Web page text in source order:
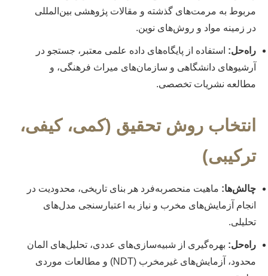
مربوط به مرمت‌های گذشته و مقالات پژوهشی بین‌المللی
در زمینه مواد و روش‌های نوین.
راه‌حل: استفاده از پایگاه‌های داده علمی معتبر، جستجو در
آرشیوهای دانشگاهی و سازمان‌های میراث فرهنگی، و
مطالعه نشریات تخصصی.
انتخاب روش تحقیق (کمی، کیفی،
ترکیبی)
چالش‌ها: ماهیت منحصربه‌فرد هر بنای تاریخی، محدودیت در
انجام آزمایش‌های مخرب و نیاز به اعتبارسنجی مدل‌های
تحلیلی.
راه‌حل: بهره‌گیری از شبیه‌سازی‌های عددی، تحلیل‌های المان
محدود، آزمایش‌های غیرمخرب (NDT) و مطالعات موردی